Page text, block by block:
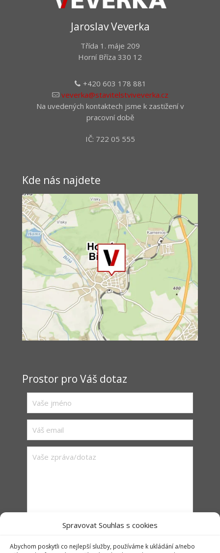
Spravovat Souhlas s cookies
Abychom poskytli co nejlepší služby, používáme k ukládání a/nebo
Jaroslav Veverka
Třída 1. máje 209
Horní Bříza 330 12
+420 603 178 881
veverka@stavitelstviveverka.cz
Na uvedených kontaktech jsme k zastižení v
pracovní době
IČ: 722 05 555
Kde nás najdete
Prostor pro Váš dotaz